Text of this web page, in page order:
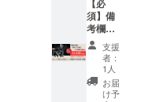
いう言葉が
あるそうで
す。常識に
とらわれ
ず、皆さま
がわくわく
【必
須】備
考欄
に、筆
文字で
書いて
ほしい
お名前
支援
者：
1人
お届
け予